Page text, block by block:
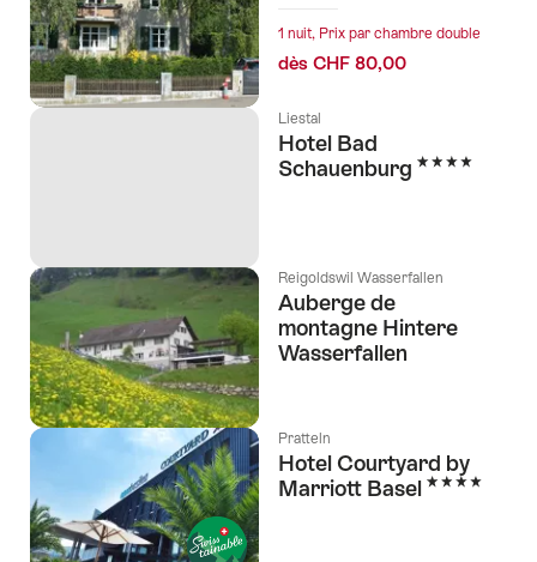
1 nuit, Prix par chambre double
dès CHF 80,00
Liestal
Hotel Bad
Schauenburg 4 étoiles
Reigoldswil Wasserfallen
Auberge de
montagne Hintere
Wasserfallen
Pratteln
Hotel Courtyard by
Marriott Basel 4 étoiles